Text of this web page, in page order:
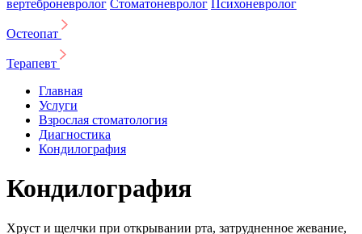
вертеброневролог Стоматоневролог Психоневролог
Остеопат
Терапевт
Главная
Услуги
Взрослая стоматология
Диагностика
Кондилография
Кондилография
Хруст и щелчки при открывании рта, затрудненное жевание,